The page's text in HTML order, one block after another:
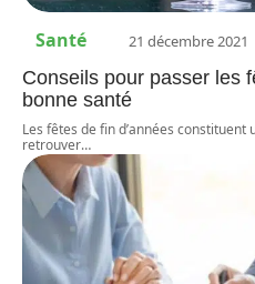
Santé 21 décembre 2021
Conseils pour passer les
bonne santé
Les fêtes de fin d’années constituent
retrouver…